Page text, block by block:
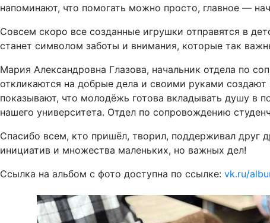
напоминают, что помогать можно просто, главное —
Совсем скоро все созданные игрушки отправятся в
станет символом заботы и внимания, которые так
Мария Александровна Глазова, начальник отдела по
откликаются на добрые дела и своими руками создают
показывают, что молодёжь готова вкладывать душу в
нашего университета. Отдел по сопровождению
Спасибо всем, кто пришёл, творил, поддерживал друг
инициатив и множества маленьких, но важных дел!
Ссылка на альбом с фото доступна по ссылке: vk.ru/